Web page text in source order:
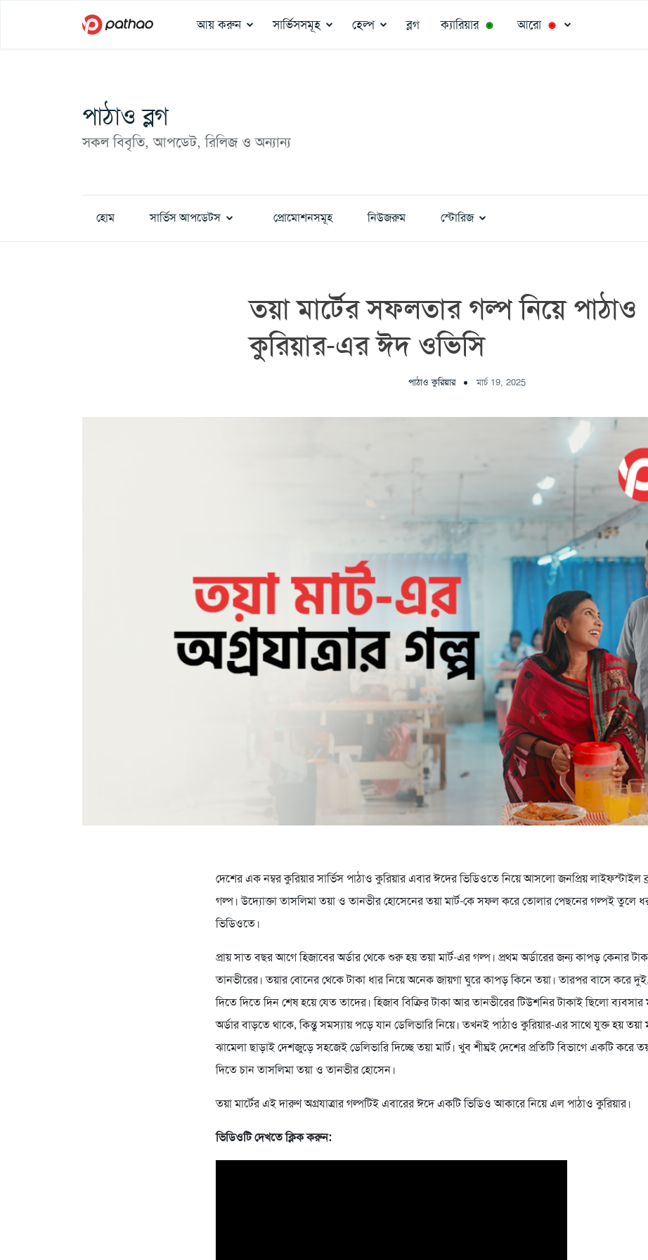
আয় করুন সার্ভিসসমূহ হেল্প ব্লগ ক্যারিয়ার ◉ আরো ◉
পাঠাও ব্লগ
সকল বিবৃতি, আপডেট, রিলিজ ও অন্যান্য
হোম সার্ভিস আপডেটস প্রোমোশনসমূহ নিউজরুম স্টোরিজ
তয়া মার্টের সফলতার গল্প নিয়ে পাঠাও
কুরিয়ার-এর ঈদ ওভিসি
পাঠাও কুরিয়ার মার্চ 19, 2025
দেশের এক নম্বর কুরিয়ার সার্ভিস পাঠাও কুরিয়ার এবার ঈদের ভিডিওতে নিয়ে আসলো জনপ্রিয় লাইফস্টাইল
গল্প। উদ্যোক্তা তাসলিমা তয়া ও তানভীর হোসেনের তয়া মার্ট-কে সফল করে তোলার পেছনের গল্পই তুলে
ভিডিওতে।
প্রায় সাত বছর আগে হিজাবের অর্ডার থেকে শুরু হয় তয়া মার্ট-এর গল্প। প্রথম অর্ডারের জন্য কাপড় কেনার
তানভীরের। তয়ার বোনের থেকে টাকা ধার নিয়ে অনেক জায়গা ঘুরে কাপড় কিনে তয়া। তারপর বাসে করে দুই,
দিতে দিতে দিন শেষ হয়ে যেত তাদের। হিজাব বিক্রির টাকা আর তানভীরের টিউশনির টাকাই ছিলো
অর্ডার বাড়তে থাকে, কিন্তু সমস্যায় পড়ে যান ডেলিভারি নিয়ে। তখনই পাঠাও কুরিয়ার-এর সাথে যুক্ত হয়
ঝামেলা ছাড়াই দেশজুড়ে সহজেই ডেলিভারি দিচ্ছে তয়া মার্ট। খুব শীঘ্রই দেশের প্রতিটি বিভাগে একটি করে
দিতে চান তাসলিমা তয়া ও তানভীর হোসেন।
তয়া মার্টের এই দারুণ অগ্রযাত্রার গল্পটিই এবারের ঈদে একটি ভিডিও আকারে নিয়ে এল পাঠাও কুরিয়ার।
ভিডিওটি দেখতে ক্লিক করুন: